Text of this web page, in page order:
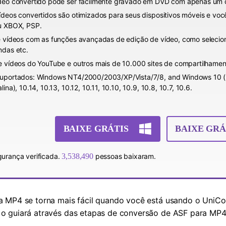
convertidos são otimizados para seus dispositivos móveis e
XBOX, PSP.
vídeos com as funções avançadas de edição de vídeo, como
etc.
vídeos do YouTube e outros mais de 10.000 sites de
Windows NT4/2000/2003/XP/Vista/7/8, and Windows 10
10.14, 10.13, 10.12, 10.11, 10.10, 10.9, 10.8, 10.7, 10.6.
BAIXE GRÁTIS BAIXE
verificada.3,538,492pessoas baixaram.
MP4 se torna mais fácil quando você está usando o
guiará através das etapas de conversão de ASF para